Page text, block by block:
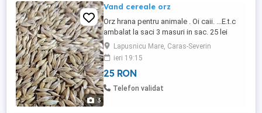
3
Vand cereale orz
Orz hrana pentru animale . Oi caii. ...E.t.c
ambalat la saci 3 masuri in sac. 25 lei
masura sau 70 lei sacu
Lapusnicu Mare, Caras-Severin
ieri 19:15
25 RON
Telefon validat